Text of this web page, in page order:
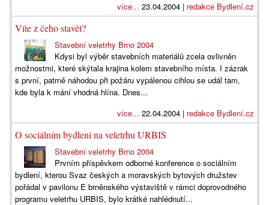
více... 23.04.2004 | redakce Bydlení.cz
Víte z čeho stavět?
Stavební veletrhy Brno 2004
Kdysi byl výběr stavebních materiálů zcela ovlivněn
možnostmi, které skýtala krajina kolem stavebního místa. I zázrak
s první, patrně náhodou při požáru vypálenou cihlou se udál tam,
kde byla k mání vhodná hlína. Dnes...
více... 22.04.2004 | redakce Bydlení.cz
O sociálním bydlení na veletrhu URBIS
Stavební veletrhy Brno 2004
Prvním příspěvkem odborné konference o sociálním
bydlení, kterou Svaz českých a moravských bytových družstev
pořádal v pavilonu E brněnského výstaviště v rámci doprovodného
programu veletrhu URBIS, bylo krátké nahlédnutí...